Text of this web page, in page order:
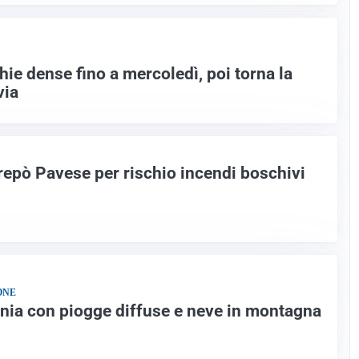
dense fino a mercoledì, poi torna la
Pavese per rischio incendi boschivi
con piogge diffuse e neve in montagna